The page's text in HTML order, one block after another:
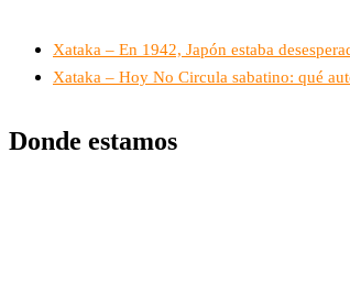
Xataka – En 1942, Japón estaba
Xataka – Hoy No Circula sabatino: qué
Donde estamos